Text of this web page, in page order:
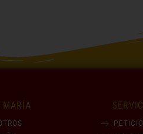
MARÍA